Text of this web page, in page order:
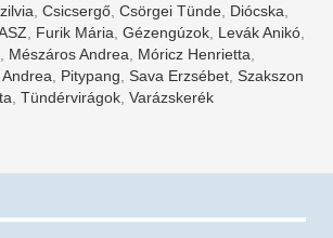
, Csicsergő, Csörgei Tünde, Diócska,
, Furik Mária, Gézengúzok, Levák Anikó,
, Mészáros Andrea, Móricz Henrietta,
Andrea, Pitypang, Sava Erzsébet, Szakszon
, Tündérvirágok, Varázskerék